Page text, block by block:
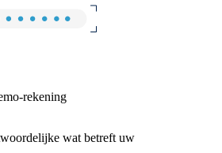
rekening
wat betreft uw